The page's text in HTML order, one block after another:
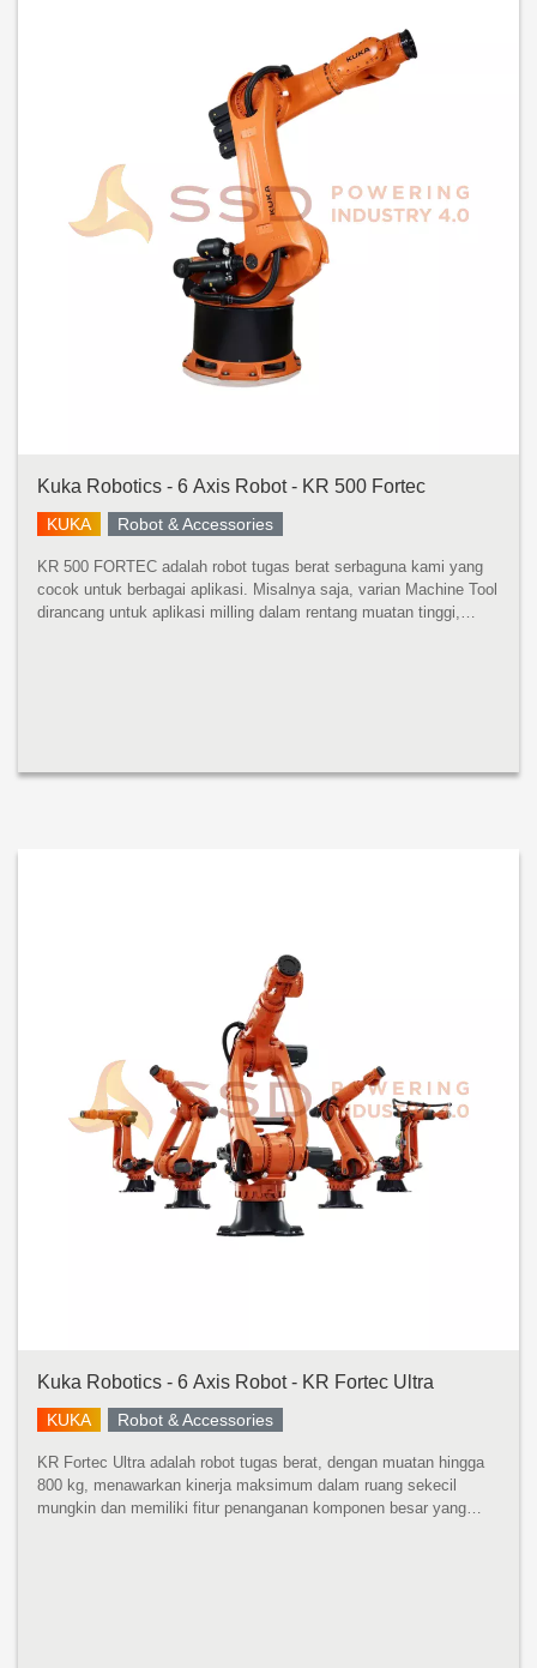
Kuka Robotics - 6 Axis Robot - KR 500 Fortec
KUKA Robot & Accessories
KR 500 FORTEC adalah robot tugas berat serbaguna kami yang
cocok untuk berbagai aplikasi. Misalnya saja, varian Machine Tool
dirancang untuk aplikasi milling dalam rentang muatan tinggi,
Kuka Robotics - 6 Axis Robot - KR Fortec Ultra
KUKA Robot & Accessories
KR Fortec Ultra adalah robot tugas berat, dengan muatan hingga
800 kg, menawarkan kinerja maksimum dalam ruang sekecil
mungkin dan memiliki fitur penanganan komponen besar yang